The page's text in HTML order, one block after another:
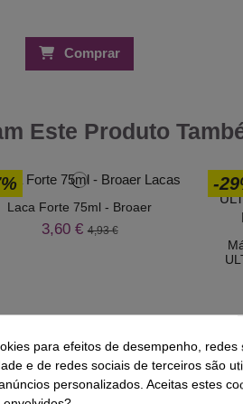
Comprar
Este Produto
Laca Forte 75ml - Broaer
3,60 €4,93 €
-
para efeitos de desempenho, redes
e de redes sociais de terceiros são
personalizados. Aceitas estes